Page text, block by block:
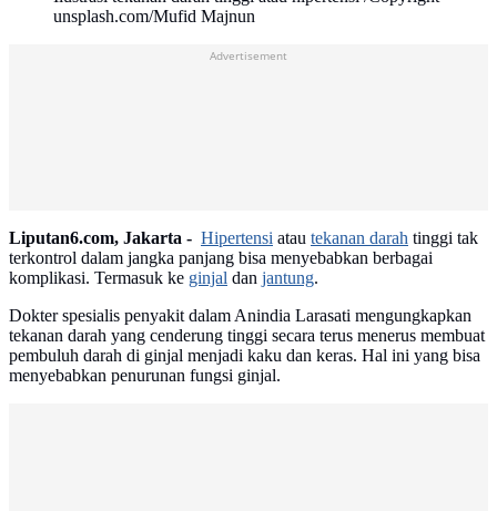
unsplash.com/Mufid Majnun
Advertisement
Liputan6.com, Jakarta - Hipertensi atau tekanan darah tinggi tak
terkontrol dalam jangka panjang bisa menyebabkan berbagai
komplikasi. Termasuk ke ginjal dan jantung.
Dokter spesialis penyakit dalam Anindia Larasati mengungkapkan
tekanan darah yang cenderung tinggi secara terus menerus membuat
pembuluh darah di ginjal menjadi kaku dan keras. Hal ini yang bisa
menyebabkan penurunan fungsi ginjal.